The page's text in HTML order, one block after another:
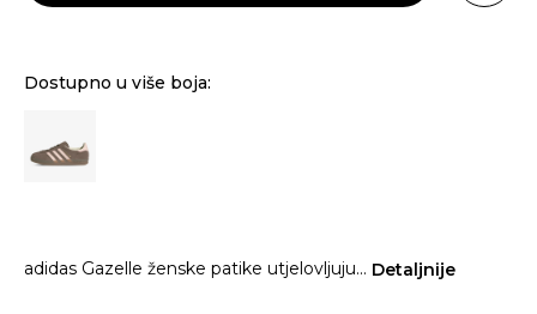
Dostupno u više boja:
adidas Gazelle ženske patike utjelovljuju... Detaljnije